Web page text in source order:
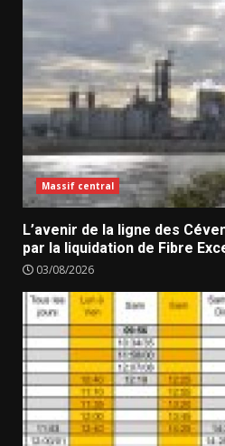
Massif central
L’avenir de la ligne des
par la liquidation de Fibre
03/08/2026